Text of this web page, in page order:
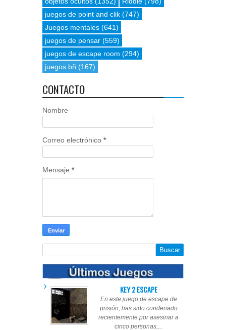
juegos de point and clik (747)
Juegos mentales (641)
juegos de pensar (559)
juegos de escape room (294)
juegos bñ (167)
CONTACTO
Nombre
Correo electrónico *
Mensaje *
KEY 2 ESCAPE
En este juego de escape de
prisión, has sido condenado
recientemente por asesinar a
cinco personas,...